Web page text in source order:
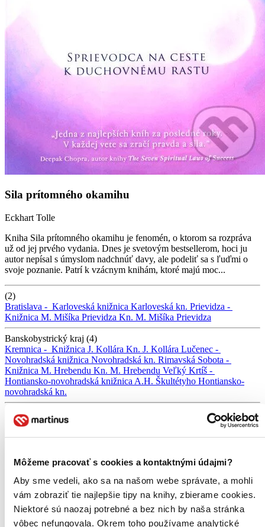
Môžeme pracovať s cookies a kontaktnými údajmi?
Aby sme vedeli, ako sa na našom webe správate, a mohli
vám zobraziť tie najlepšie tipy na knihy, zbierame cookies.
Niektoré sú naozaj potrebné a bez nich by naša stránka
vôbec nefungovala. Okrem toho používame analytické
Sila prítomného okamihu
Eckhart Tolle
Kniha Sila prítomného okamihu je fenomén, o ktorom sa rozpráva
už od jej prvého vydania. Dnes je svetovým bestsellerom, hoci ju
autor nepísal s úmyslom nadchnúť davy, ale podeliť sa s ľuďmi o
svoje poznanie. Patrí k vzácnym knihám, ktoré majú moc...
(2)
Bratislava - Karloveská knižnica Karloveská kn. Prievidza -
Knižnica M. Mišíka Prievidza Kn. M. Mišíka Prievidza
Banskobystrický kraj (4)
Kremnica - Knižnica J. Kollára Kn. J. Kollára Lučenec -
Novohradská knižnica Novohradská kn. Rimavská Sobota -
Knižnica M. Hrebendu Kn. M. Hrebendu Veľký Krtíš -
Hontiansko-novohradská knižnica A.H. Škultétyho Hontiansko-
novohradská kn.
Bratislavský kraj (7)
Bratislava -Knižnica Nové Mesto
Bratislava -
Vrakuňa Bratislava -Univerzitná knižnica Univerzitná kn. Pezinok
Malokarpatská knižnica Malokarpatská kn.
Košický kraj (4)
Kráľovský Chlmec -Kultúrne centrum Medzibodrožia a Použia
Kult. cent. Medzibodrožia a Použia Michalovce -Zemplínska